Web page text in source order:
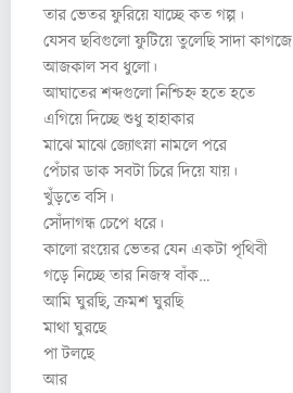
তার ভেতর ফুরিয়ে যাচ্ছে কত গল্প।
যেসব ছবিগুলো ফুটিয়ে তুলেছি সাদা কাগজে
আজকাল সব ধুলো।
আঘাতের শব্দগুলো নিশ্চিহ্ন হতে হতে
এগিয়ে দিচ্ছে শুধু হাহাকার
মাঝে মাঝে জ্যোৎস্না নামলে পরে
পেঁচার ডাক সবটা চিরে দিয়ে যায়।
খুঁড়তে বসি।
সোঁদাগন্ধ চেপে ধরে।
কালো রংয়ের ভেতর যেন একটা পৃথিবী
গড়ে নিচ্ছে তার নিজস্ব বাঁক…
আমি ঘুরছি, ক্রমশ ঘুরছি
মাথা ঘুরছে
পা টলছে
আর